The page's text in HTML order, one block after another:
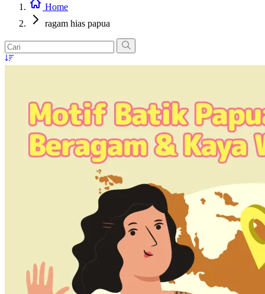
Home
ragam hias papua